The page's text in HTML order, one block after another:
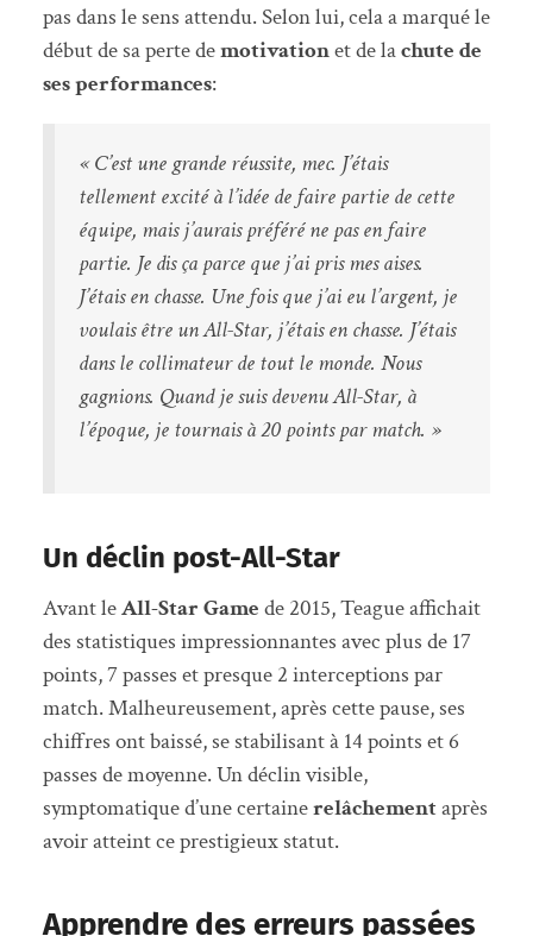
pas dans le sens attendu. Selon lui, cela a marqué le
début de sa perte demotivationet de lachute de
ses performances:
« C’est une grande réussite, mec. J’étais
tellement excité à l’idée de faire partie de cette
équipe, mais j’aurais préféré ne pas en faire
partie. Je dis ça parce que j’ai pris mes aises.
J’étais en chasse. Une fois que j’ai eu l’argent, je
voulais être un All-Star, j’étais en chasse. J’étais
dans le collimateur de tout le monde. Nous
gagnions. Quand je suis devenu All-Star, à
l’époque, je tournais à 20 points par match. »
Un déclin post-All-Star
Avant leAll-Star Game de 2015, Teague affichait
des statistiques impressionnantes avec plus de 17
points, 7 passes et presque 2 interceptions par
match. Malheureusement, après cette pause, ses
chiffres ont baissé, se stabilisant à 14 points et 6
passes de moyenne. Un déclin visible,
symptomatique d’une certainerelâchement après
avoir atteint ce prestigieux statut.
Apprendre des erreurs passées